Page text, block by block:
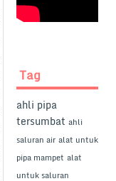
Tag
ahli pipa
tersumbat ahli
saluran air alat untuk
pipa mampet alat
untuk saluran